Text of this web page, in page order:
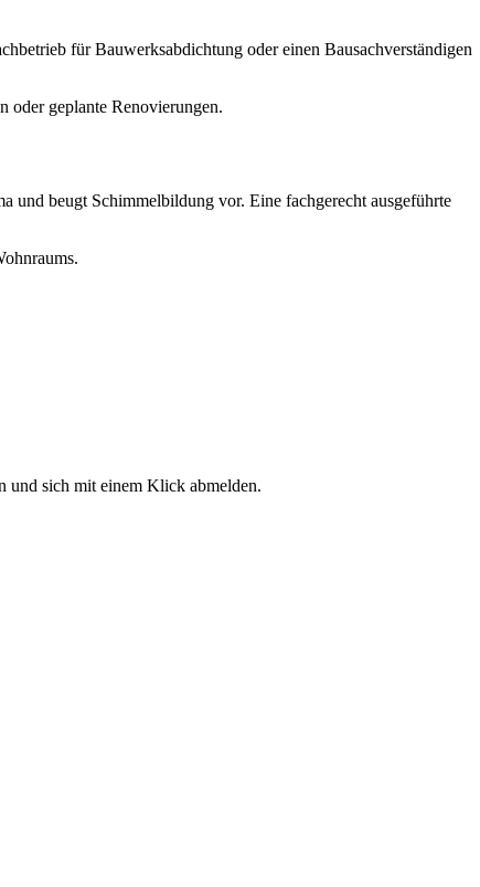
für Bauwerksabdichtung oder einen Bausachverständigen
oder geplante Renovierungen.
und beugt Schimmelbildung vor. Eine fachgerecht ausgeführte
und sich mit einem Klick abmelden.